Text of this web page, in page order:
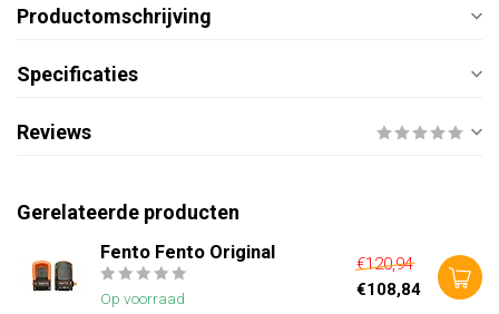
Productomschrijving
Specificaties
Reviews
Gerelateerde producten
Fento Fento Original
Op voorraad
€120,94
€108,84